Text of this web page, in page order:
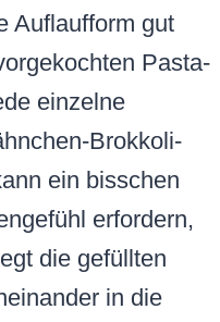
Auflaufform gut
Pasta-
einzelne
Brokkoli-
ein bisschen
erfordern,
die gefüllten
in die